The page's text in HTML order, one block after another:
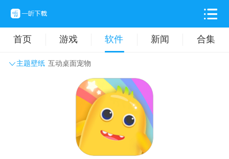
首页 游戏 软件 新闻 合集
主题壁纸 互动桌面宠物
主题壁纸 旅游出行
拍摄美化 时尚购物